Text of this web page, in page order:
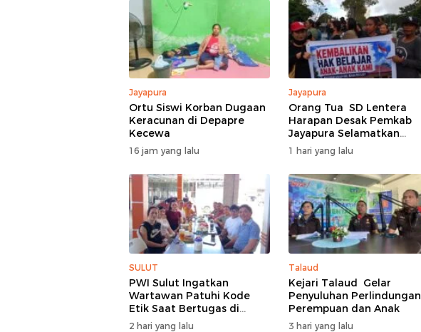
Jayapura
Ortu Siswi Korban Dugaan
Keracunan di Depapre
Kecewa
16 jam yang lalu
Jayapura
Orang Tua SD Lentera
Harapan Desak Pemkab
Jayapura Selamatkan
Pendidikan 430 Siswa
1 hari yang lalu
SULUT
PWI Sulut Ingatkan
Wartawan Patuhi Kode
Etik Saat Bertugas di
Lapangan
2 hari yang lalu
Talaud
Kejari Talaud Gelar
Penyuluhan Perlindungan
Perempuan dan Anak
3 hari yang lalu